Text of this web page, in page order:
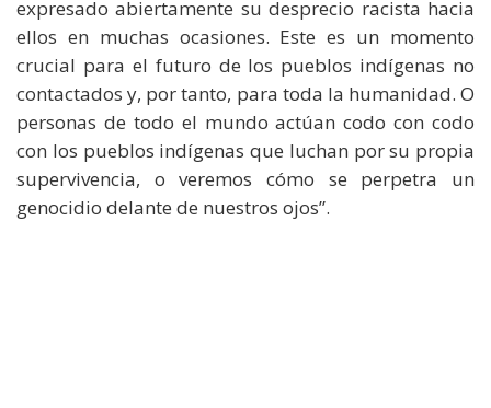
expresado abiertamente su desprecio racista hacia
ellos en muchas ocasiones. Este es un momento
crucial para el futuro de los pueblos indígenas no
contactados y, por tanto, para toda la humanidad. O
personas de todo el mundo actúan codo con codo
con los pueblos indígenas que luchan por su propia
supervivencia, o veremos cómo se perpetra un
genocidio delante de nuestros ojos”.